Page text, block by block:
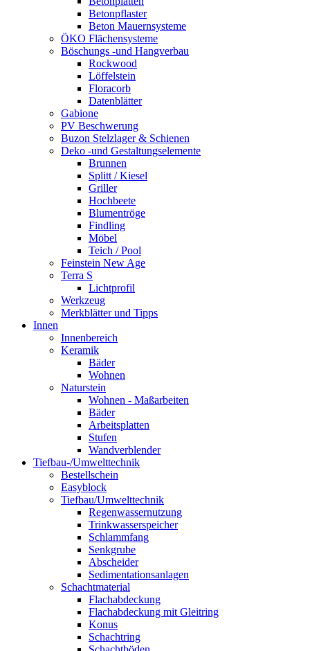
Betonpflaster
Beton Mauernsysteme
ÖKO Flächensysteme
Böschungs -und Hangverbau
Rockwood
Löffelstein
Floracorb
Datenblätter
Gabione
PV Beschwerung
Buzon Stelzlager & Schienen
Deko -und Gestaltungselemente
Brunnen
Splitt / Kiesel
Griller
Hochbeete
Blumentröge
Findling
Möbel
Teich / Pool
Feinstein New Age
Terra S
Lichtprofil
Werkzeug
Merkblätter und Tipps
Innen
Innenbereich
Keramik
Bäder
Wohnen
Naturstein
Wohnen - Maßarbeiten
Bäder
Arbeitsplatten
Stufen
Wandverblender
Tiefbau-/Umwelttechnik
Bestellschein
Easyblock
Tiefbau/Umwelttechnik
Regenwassernutzung
Trinkwasserspeicher
Schlammfang
Senkgrube
Abscheider
Sedimentationsanlagen
Schachtmaterial
Flachabdeckung
Flachabdeckung mit Gleitring
Konus
Schachtring